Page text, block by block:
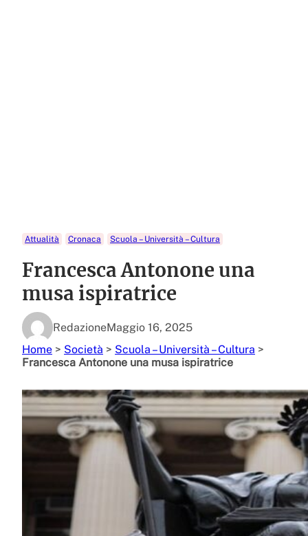
Attualità Cronaca Scuola – Università – Cultura
Francesca Antonone una
musa ispiratrice
RedazioneMaggio 16, 2025
Home > Società > Scuola – Università – Cultura >
Francesca Antonone una musa ispiratrice